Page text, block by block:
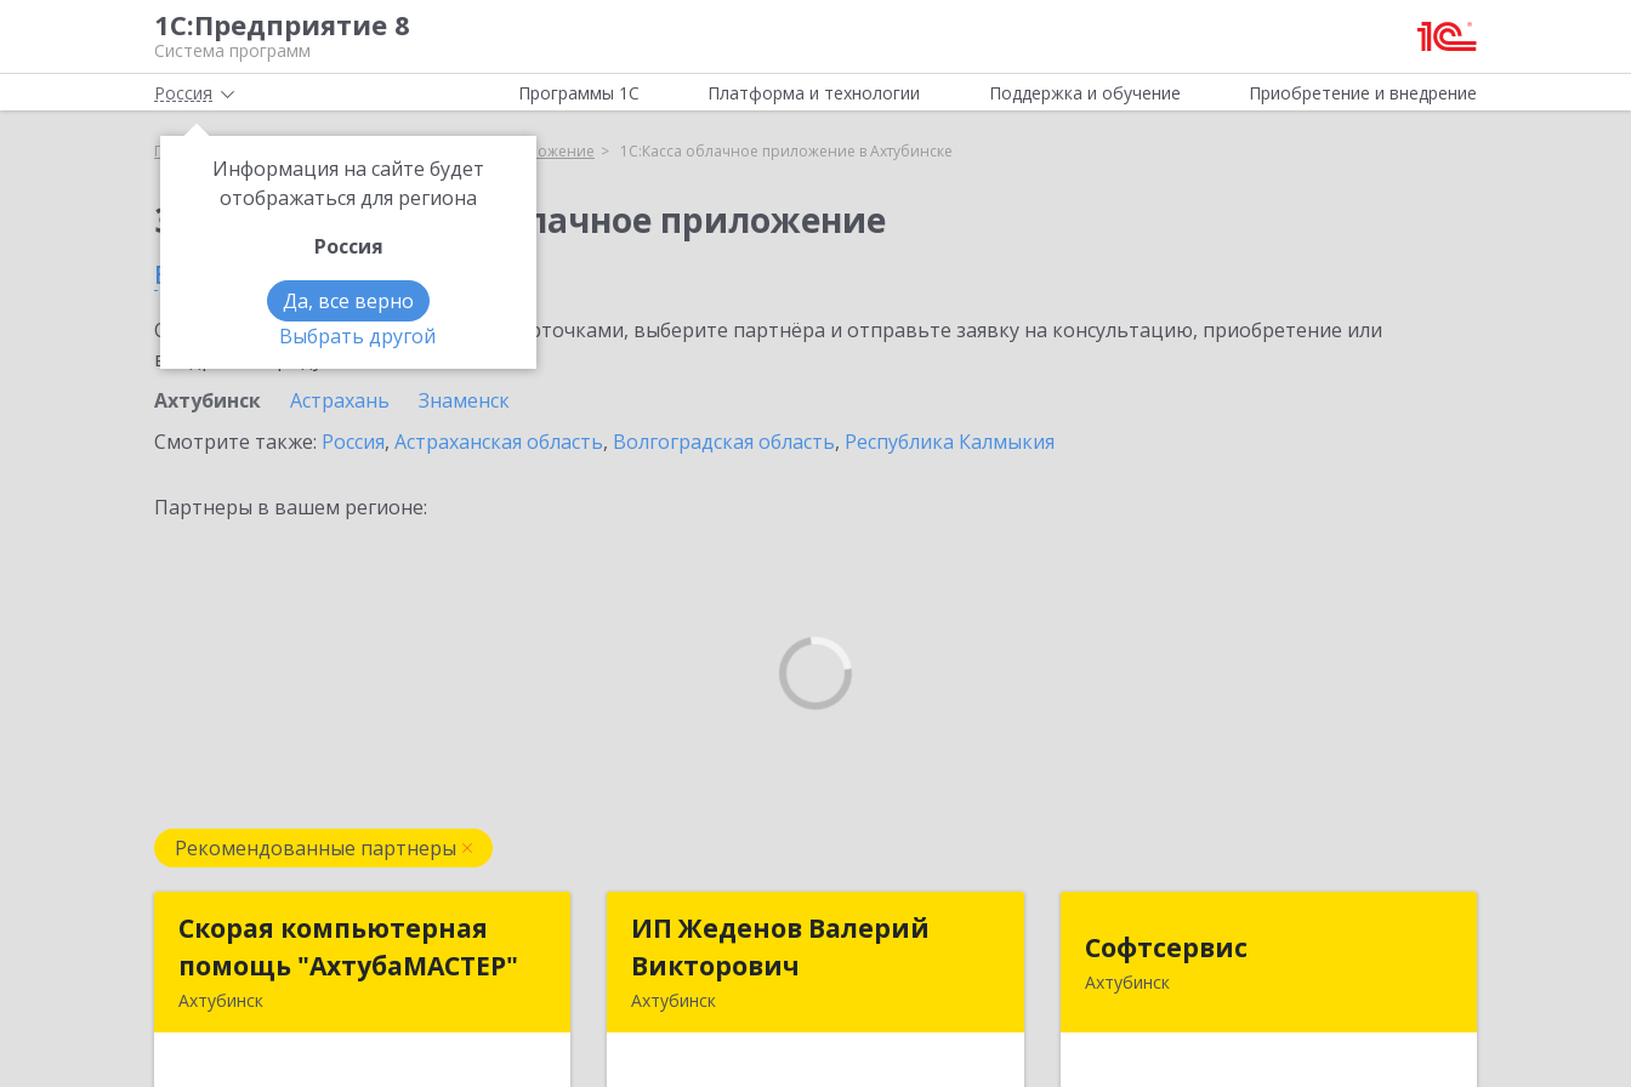
1С:Предприятие 8
Система программ
Россия
Информация на сайте будет
отображаться для региона
Россия
Да, все верно
Выбрать другой
Программы 1С Платформа и технологии Поддержка и обучение Приобретение и внедрение
Главная 1С:Касса облачное приложение 1С:Касса облачное приложение в Ахтубинске
Заказать 1С:Касса облачное приложение
в Ахтубинске
Ознакомьтесь с информационными карточками, выберите партнёра и отправьте заявку на консультацию, приобретение или
внедрение продукта.
Ахтубинск
Астрахань
Знаменск
Смотрите также: Россия, Астраханская область, Волгоградская область, Республика Калмыкия
Партнеры в вашем регионе:
Рекомендованные партнеры
Скорая компьютерная
помощь "АхтубаМАСТЕР"
Ахтубинск
Скорая компьютерная
помощь "АхтубаМАСТЕР"
ИП Жеденов Валерий
Викторович
Ахтубинск
ИП Жеденов Валерий
Софтсервис
Ахтубинск